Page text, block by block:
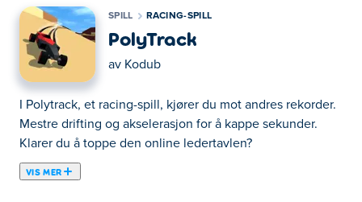
SPILL RACING-SPILL
PolyTrack
av Kodub
I Polytrack, et racing-spill, kjører du mot andres rekorder.
Mestre drifting og akselerasjon for å kappe sekunder.
Klarer du å toppe den online ledertavlen?
VIS MER